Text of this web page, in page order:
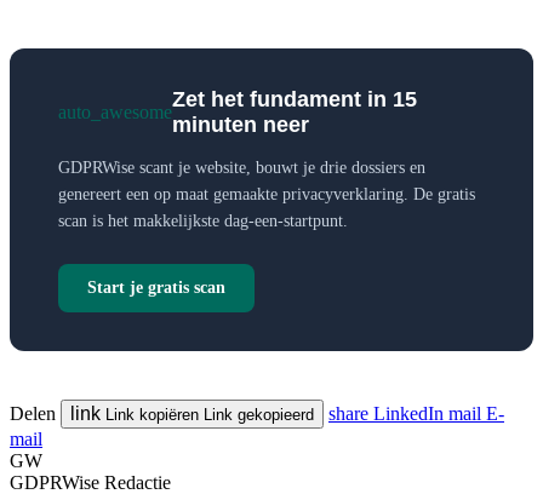
auto_awesome
Zet het fundament in 15
minuten neer
GDPRWise scant je website, bouwt je drie dossiers en
genereert een op maat gemaakte privacyverklaring. De gratis
scan is het makkelijkste dag-een-startpunt.
Start je gratis scan
Delen link Link kopiëren Link gekopieerd share LinkedIn mail E-
mail
GW
GDPRWise Redactie